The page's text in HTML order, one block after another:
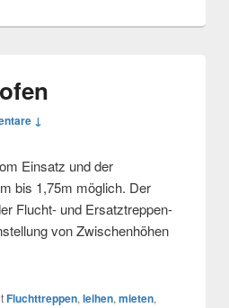
↓
Einsatz und der
bis 1,75m möglich. Der
Flucht- und Ersatztreppen-
von Zwischenhöhen
Fluchttreppen, leihen, mieten,